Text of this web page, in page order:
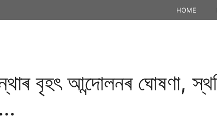
HOME
বৃহৎ আন্দোলনৰ ঘোষণা,